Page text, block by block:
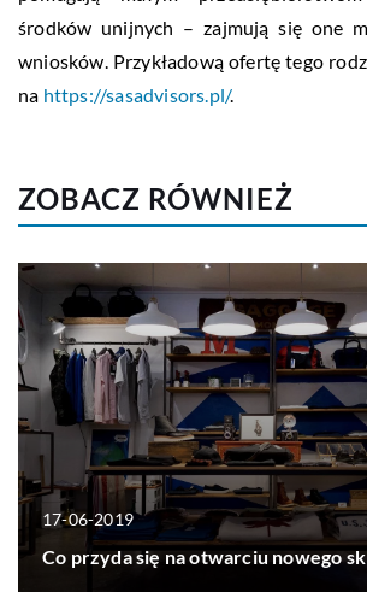
środków unijnych – zajmują się one
wniosków. Przykładową ofertę tego
na https://sasadvisors.pl/.
ZOBACZ RÓWNIEŻ
17-06-2019
Co przyda się na otwarciu nowego